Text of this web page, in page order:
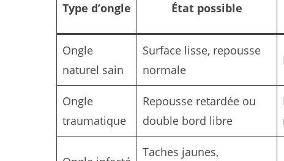
Type d’ongle État possible
Ongle
naturel sain
Surface lisse, repousse
normale
Ongle
traumatique
Repousse retardée ou
double bord libre
Taches jaunes,